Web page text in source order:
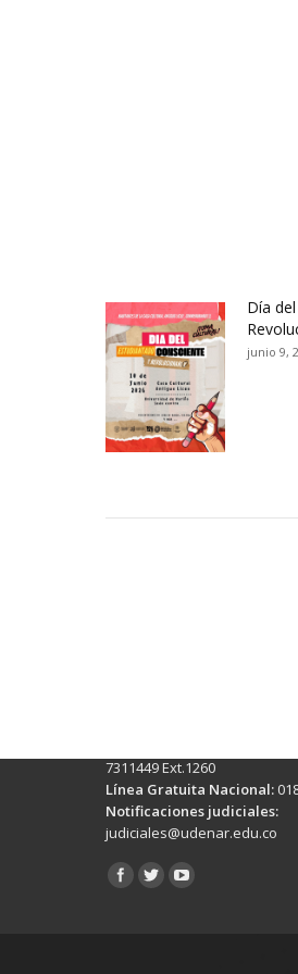
Día
junio 9,
7311449 Ext.1260
Línea Gratuita Nacional:
Notificaciones judiciales:
judiciales@udenar.edu.co
Encuéntranos en: